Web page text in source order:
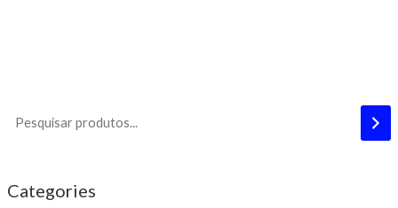
Categories